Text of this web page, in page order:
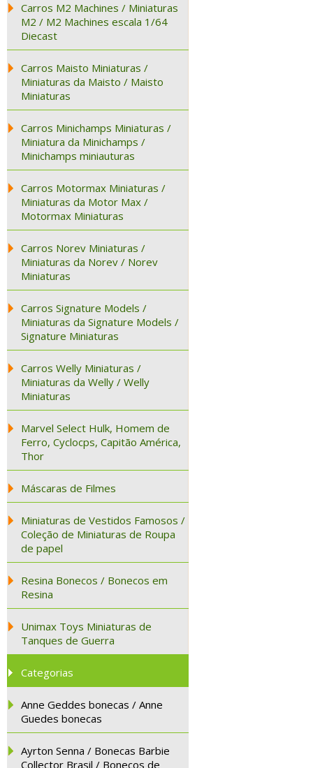
Carros M2 Machines / Miniaturas
M2 / M2 Machines escala 1/64
Diecast
Carros Maisto Miniaturas /
Miniaturas da Maisto / Maisto
Miniaturas
Carros Minichamps Miniaturas /
Miniatura da Minichamps /
Minichamps miniauturas
Carros Motormax Miniaturas /
Miniaturas da Motor Max /
Motormax Miniaturas
Carros Norev Miniaturas /
Miniaturas da Norev / Norev
Miniaturas
Carros Signature Models /
Miniaturas da Signature Models /
Signature Miniaturas
Carros Welly Miniaturas /
Miniaturas da Welly / Welly
Miniaturas
Marvel Select Hulk, Homem de
Ferro, Cyclocps, Capitão América,
Thor
Máscaras de Filmes
Miniaturas de Vestidos Famosos /
Coleção de Miniaturas de Roupa
de papel
Resina Bonecos / Bonecos em
Resina
Unimax Toys Miniaturas de
Tanques de Guerra
Categorias
Anne Geddes bonecas / Anne
Guedes bonecas
Ayrton Senna / Bonecas Barbie
Collector Brasil / Bonecos de